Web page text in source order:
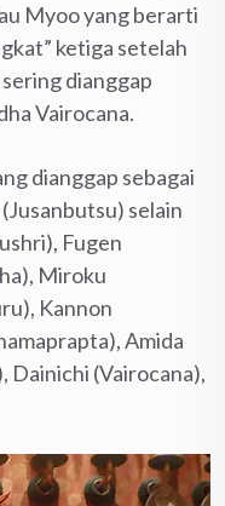
Myoo yang berarti
ketiga setelah
sering dianggap
Vairocana.
dianggap sebagai
selain
Fugen
Miroku
Kannon
Amida
Dainichi (Vairocana),